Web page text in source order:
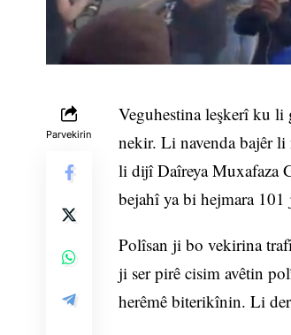
Parvekirin
Veguhestina leşkerî ku li
nekir. Li navenda bajêr
li dijî Daîreya Muxafaza
bejahî ya bi hejmara
Polîsan ji bo vekirina
ji ser pirê cisim avêtin
herêmê biterikînin. Li